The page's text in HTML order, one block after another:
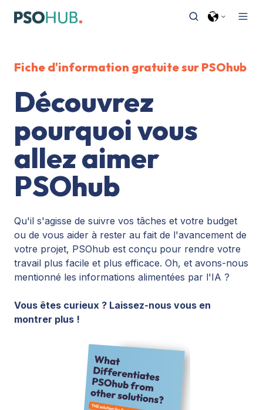
Fiche d'information gratuite sur PSOhub
Découvrez
pourquoi vous
allez aimer
PSOhub
Qu'il s'agisse de suivre vos tâches et votre budget
ou de vous aider à rester au fait de l'avancement de
votre projet, PSOhub est conçu pour rendre votre
travail plus facile et plus efficace. Oh, et avons-nous
mentionné les informations alimentées par l'IA ?
Vous êtes curieux ? Laissez-nous vous en
montrer plus !